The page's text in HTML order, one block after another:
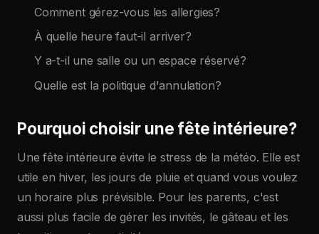
Comment gérez-vous les allergies?
À quelle heure faut-il arriver?
Y a-t-il une salle ou un espace réservé?
Quelle est la politique d'annulation?
Pourquoi choisir une fête intérieure?
Une fête intérieure évite le stress de la météo. Elle est
utile en hiver, les jours de pluie et quand vous voulez
un horaire plus prévisible. Pour les parents, c'est
aussi plus facile de gérer les invités, le gâteau et les